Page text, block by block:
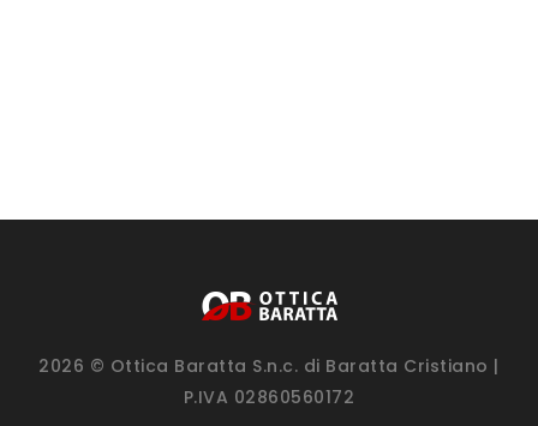
2026 © Ottica Baratta S.n.c. di Baratta Cristiano |
P.IVA 02860560172